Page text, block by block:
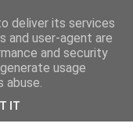
deliver its services
and user-agent are
and security
usage
abuse.
IT